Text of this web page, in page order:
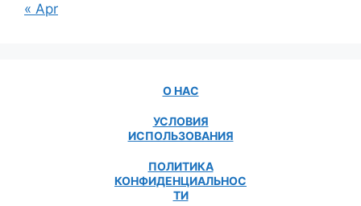
« Apr
О НАС
УСЛОВИЯ
ИСПОЛЬЗОВАНИЯ
ПОЛИТИКА
КОНФИДЕНЦИАЛЬНОС
ТИ